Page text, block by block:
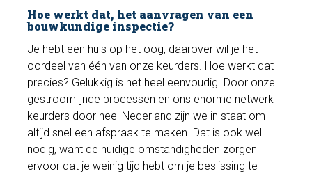
Hoe werkt dat, het aanvragen van een
bouwkundige inspectie?
Je hebt een huis op het oog, daarover wil je het
oordeel van één van onze keurders. Hoe werkt dat
precies? Gelukkig is het heel eenvoudig. Door onze
gestroomlijnde processen en ons enorme netwerk
keurders door heel Nederland zijn we in staat om
altijd snel een afspraak te maken. Dat is ook wel
nodig, want de huidige omstandigheden zorgen
ervoor dat je weinig tijd hebt om je beslissing te